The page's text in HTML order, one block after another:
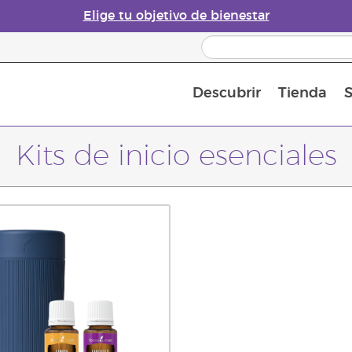
Elige tu objetivo de bienestar
Descubrir Tienda
Kits de inicio esenciales